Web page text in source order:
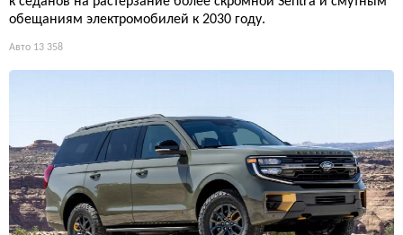
обещаниям электромобилей к 2030 году.
Авто 13 358